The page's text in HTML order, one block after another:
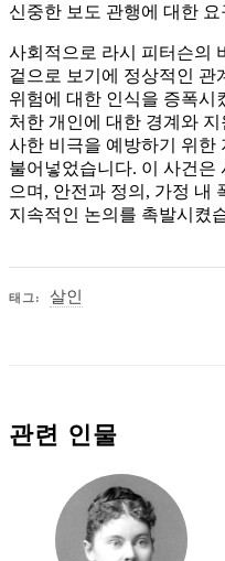
신중한 보도 관행에 대한
사회적으로 라시 피터슨의
겉으로 보기에 정상적인 관
위험에 대한 인식을 증폭시
처한 개인에 대한 경계와
사한 비극을 예방하기 위한
불어넣었습니다. 이 사건은
으며, 안전과 정의, 가정 내
지속적인 논의를 촉발시켰
태그: 살인
관련 인물